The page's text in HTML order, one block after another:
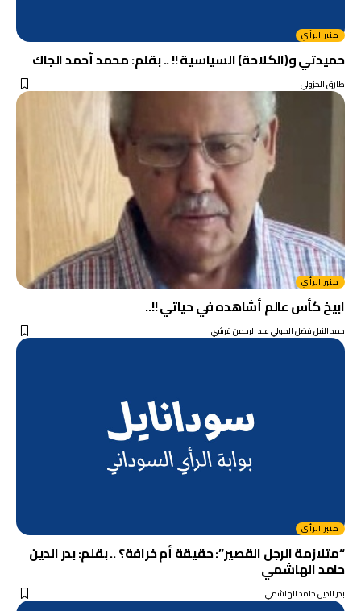
منبر الرأي
حميدتي و(الكلاحة) السياسية !! .. بقلم: محمد أحمد الجاك
طارق الجزولي
منبر الرأي
ابيخ كأس عالم أشاهده في حياتي !!..
حمد النيل فضل المولي عبد الرحمن قرشي
منبر الرأي
“متلازمة الرجل القصير”: حقيقة أم خرافة؟ .. بقلم: بدر الدين
حامد الهاشمي
بدر الدين حامد الهاشمي